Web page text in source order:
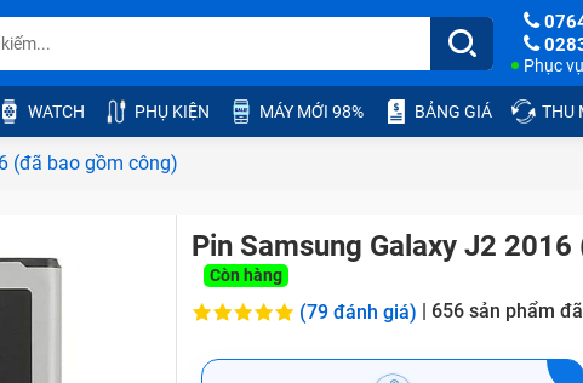
Phục
WATCH PHỤ KIỆN MÁY MỚI 98% BẢNG GIÁ THU
(đã bao gồm công)
Pin Samsung Galaxy J2
Còn hàng
(79 đánh giá) | 656 sản phẩm